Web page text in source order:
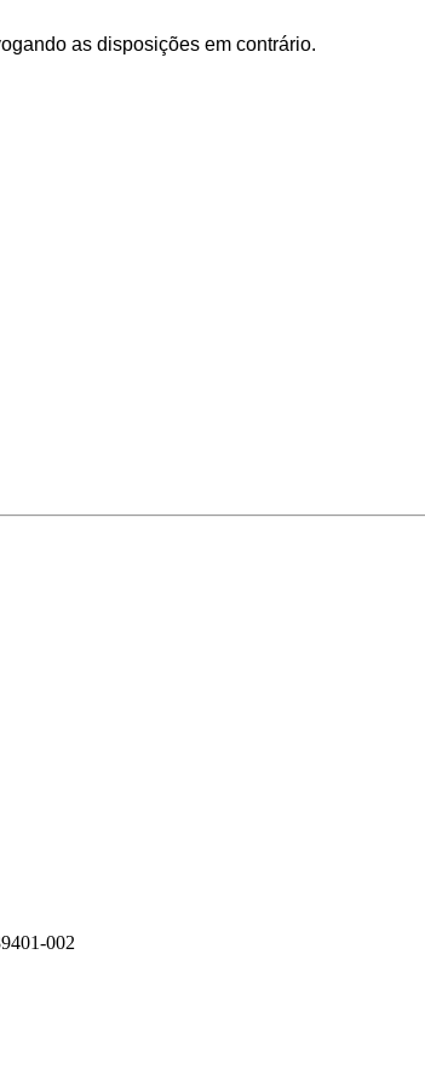
as disposições em contrário.
002